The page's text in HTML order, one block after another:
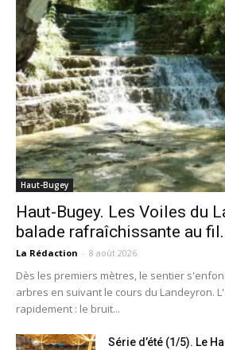
Haut-Bugey
Haut-Bugey. Les Voiles du
balade rafraîchissante au
La Rédaction - 8 août 2026
Dès les premiers mètres, le sentier
arbres en suivant le cours du Landeyron.
rapidement : le bruit...
Série d’été (1/5). Le